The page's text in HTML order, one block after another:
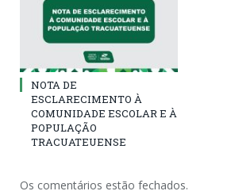
NOTA DE
ESCLARECIMENTO À
COMUNIDADE ESCOLAR E À
POPULAÇÃO
TRACUATEUENSE
Os comentários estão fechados.